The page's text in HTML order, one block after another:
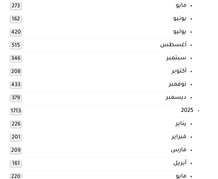
مايو 273
يونيو 162
يوليو 420
أغسطس 515
سبتمبر 346
أكتوبر 208
نوفمبر 433
ديسمبر 379
2025
1713
يناير 226
فبراير 201
مارس 209
أبريل 161
مايو 220